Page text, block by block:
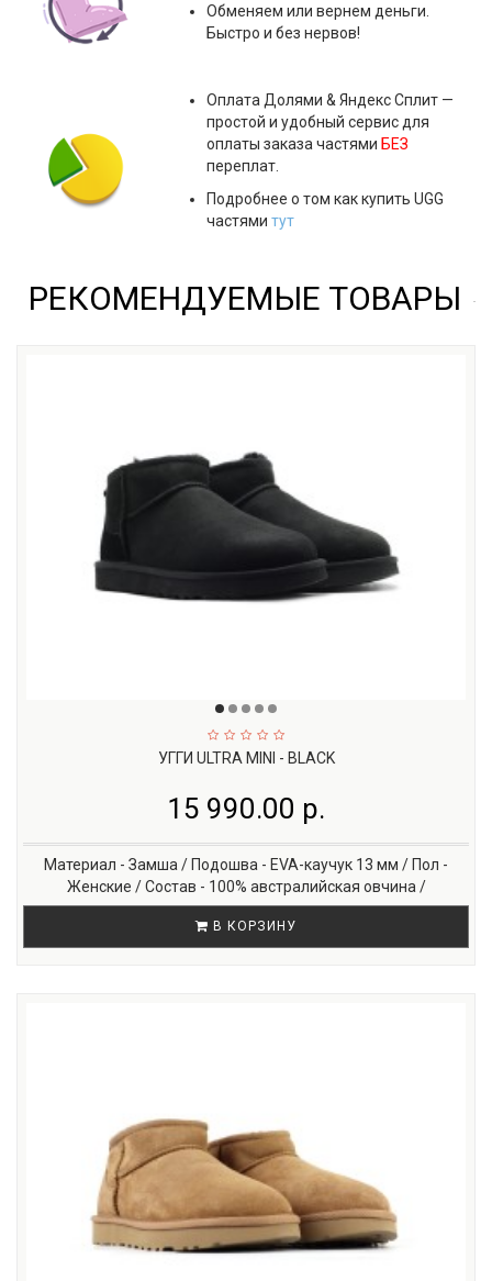
Обменяем или вернем деньги.
Быстро и без нервов!
ОплатаДолями & Яндекс Сплит —
простой и удобный сервис для
оплаты заказа частями БЕЗ
переплат.
Подробнее о том как купить UGG
частями тут
РЕКОМЕНДУЕМЫЕ ТОВАРЫ
УГГИ ULTRA MINI - BLACK
15 990.00 р.
Материал - Замша / Подошва - EVA-каучук 13 мм / Пол -
Женские / Состав - 100% австралийская овчина /
В КОРЗИНУ